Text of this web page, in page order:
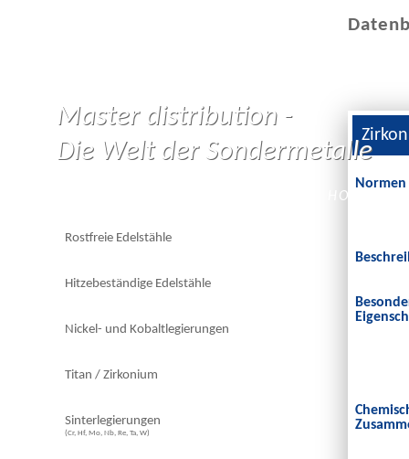
Normen
Master distribution -
Die Welt der Sondermetalle
HOME
Rostfreie Edelstähle
Hitzebeständige Edelstähle
Nickel- und Kobaltlegierungen
Titan / Zirkonium
Sinterlegierungen
(Cr, Hf, Mo, Nb, Re, Ta, W)